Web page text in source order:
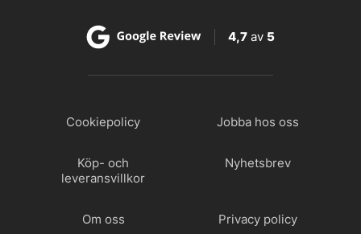
4,7 av 5
Cookiepolicy Jobba hos oss
Köp- och
leveransvillkor
Nyhetsbrev
Om oss Privacy policy